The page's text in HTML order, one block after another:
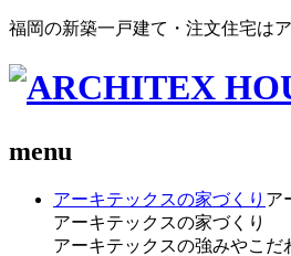
福岡の新築一戸建て・注文住宅は
menu
アーキテックスの家づくり ア
アーキテックスの家づくり
アーキテックスの強みやこ